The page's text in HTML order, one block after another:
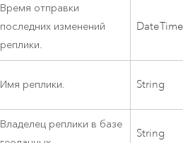
Время отправки
последних изменений
реплики.
Имя реплики. String
Владелец реплики в базе
String